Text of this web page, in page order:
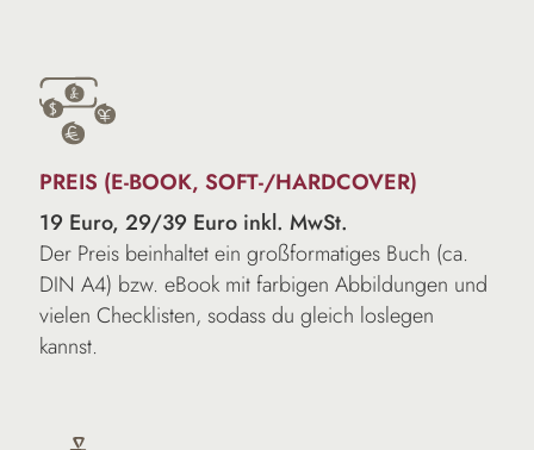
PREIS (E-BOOK, SOFT-/HARDCOVER)
19 Euro, 29/39 Euro inkl. MwSt.
Der Preis beinhaltet ein großformatiges Buch (ca.
DIN A4) bzw. eBook mit farbigen Abbildungen und
vielen Checklisten, sodass du gleich loslegen
kannst.